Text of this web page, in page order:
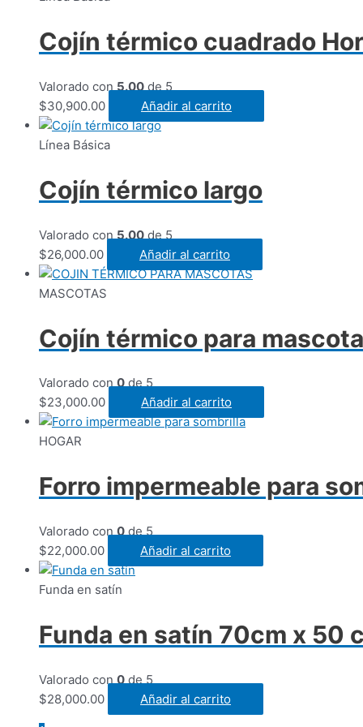
Cojín térmico cuadrado
Valorado con5.00de 5
$30,900.00 Añadir al carrito
Línea Básica
Cojín térmico largo
Valorado con 5.00 de 5
$26,000.00 Añadir al carrito
MASCOTAS
Cojín térmico para
Valorado con0de 5
$23,000.00 Añadir al carrito
HOGAR
Forro impermeable para
Valorado con0de 5
$22,000.00 Añadir al carrito
Funda en satín
Funda en satín 70cm x 50
Valorado con0de 5
$28,000.00 Añadir al carrito